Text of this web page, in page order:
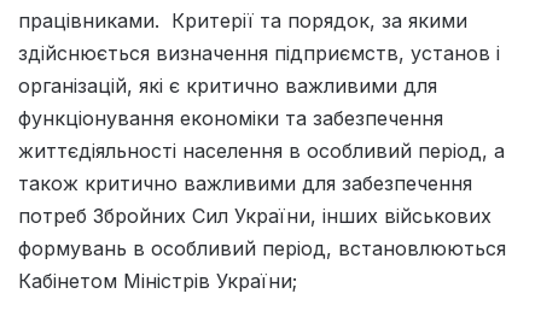
працівниками. Критерії та порядок, за якими
здійснюється визначення підприємств, установ і
організацій, які є критично важливими для
функціонування економіки та забезпечення
життєдіяльності населення в особливий період, а
також критично важливими для забезпечення
потреб Збройних Сил України, інших військових
формувань в особливий період, встановлюються
Кабінетом Міністрів України;